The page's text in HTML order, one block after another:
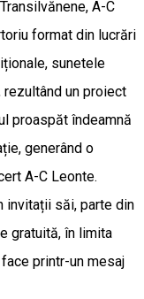
A-C
format din lucrări
sunetele
un proiect
proaspăt îndeamnă
generând o
A-C Leonte.
invitații săi, parte din
gratuită, în limita
printr-un mesaj